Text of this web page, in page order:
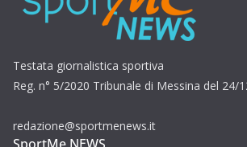
Testata giornalistica sportiva
Reg. n° 5/2020 Tribunale di Messina del 24/
redazione@sportmenews.it